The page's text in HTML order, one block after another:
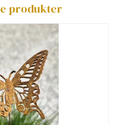
produkter